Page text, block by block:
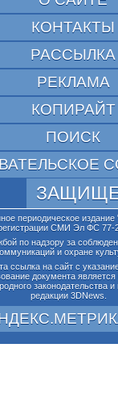
КОНТАКТЫ
РАССЫЛКА
РЕКЛАМА
КОПИРАЙТ
ПОИСК
периодическое
СМИ Эл ФС 77-
по надзору за
и охране
ссылка на сайт с
документа
законодательства
редакции 3DNews.